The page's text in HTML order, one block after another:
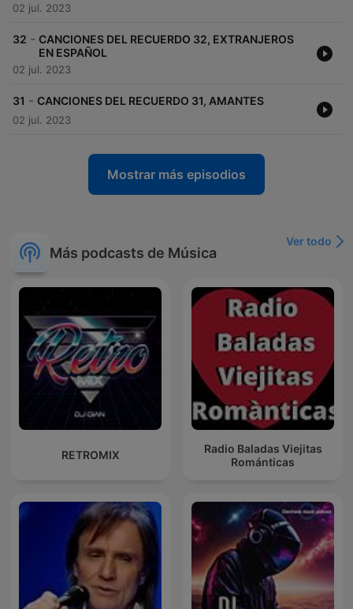
02 jul. 2023
32 - CANCIONES DEL RECUERDO 32, EXTRANJEROS
EN ESPAÑOL
02 jul. 2023
31 - CANCIONES DEL RECUERDO 31, AMANTES
02 jul. 2023
Mostrar más episodios
Más podcasts de Música
Ver todo
RETROMIX
Radio Baladas Viejitas
Románticas